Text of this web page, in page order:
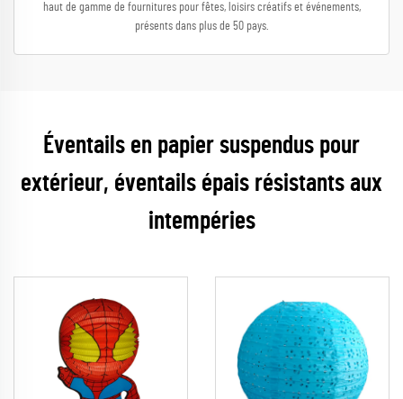
haut de gamme de fournitures pour fêtes, loisirs créatifs et événements,
présents dans plus de 50 pays.
Éventails en papier suspendus pour
extérieur, éventails épais résistants aux
intempéries